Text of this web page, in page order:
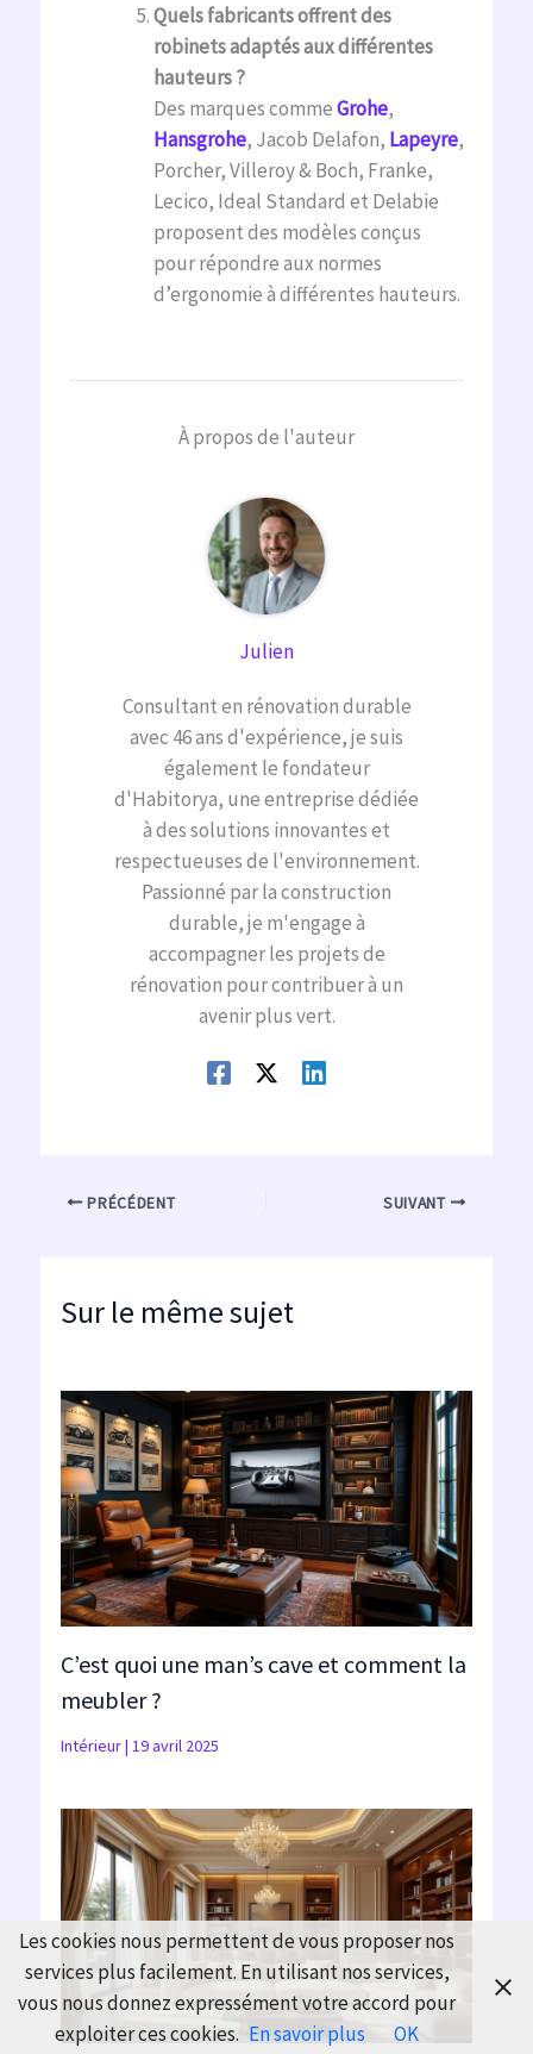
Quels fabricants offrent des
robinets adaptés aux différentes
hauteurs ?
Des marques commeGrohe,
Hansgrohe, Jacob Delafon, Lapeyre,
Porcher, Villeroy & Boch, Franke,
Lecico, Ideal Standard et Delabie
proposent des modèles conçus
pour répondre aux normes
d’ergonomie à différentes hauteurs.
À propos de l'auteur
Julien
Consultant en rénovation durable
avec 46 ans d'expérience, je suis
également le fondateur
d'Habitorya, une entreprise dédiée
à des solutions innovantes et
respectueuses de l'environnement.
Passionné par la construction
durable, je m'engage à
accompagner les projets de
rénovation pour contribuer à un
avenir plus vert.
PRÉCÉDENT SUIVANT
Sur le même sujet
C’est quoi une man’s cave et comment la
meubler ?
Intérieur| 19 avril 2025
Les cookies nous permettent de vous proposer nos
services plus facilement. En utilisant nos services,
vous nous donnez expressément votre accord pour
exploiter ces cookies. En savoir plus OK